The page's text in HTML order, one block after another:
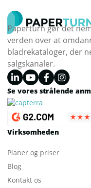
Paperturn gør det
verden over at
bladrekataloger, der
salgskanaler.
Se vores strålende
Virksomheden
Planer og priser
Blog
Kontakt os